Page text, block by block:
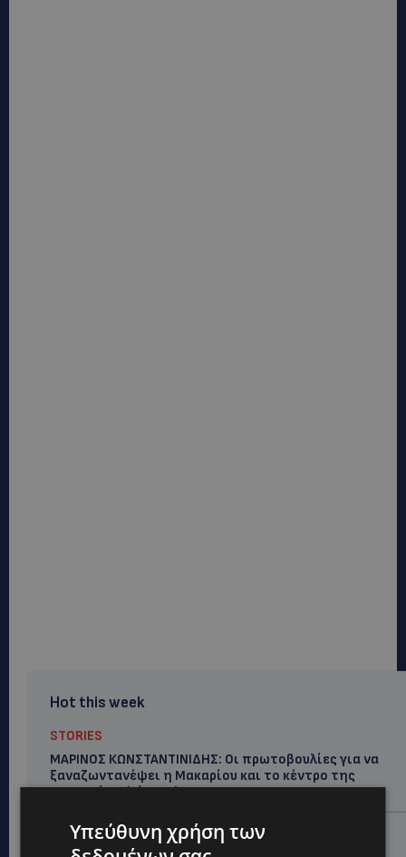
Hot this week
STORIES
ΜΑΡΙΝΟΣ ΚΩΝΣΤΑΝΤΙΝΙΔΗΣ: Οι πρωτοβουλίες για να
ξαναζωντανέψει η Μακαρίου και το κέντρο της
Λευκωσίας-(Βίντεο)
UPDATES
Υπεύθυνη χρήση των